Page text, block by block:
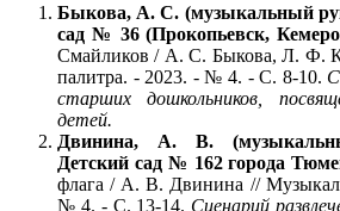
Быкова, А. С. (музыкальный
сад № 36 (Прокопьевск,
Смайликов / А. С. Быкова, Л. Ф.
палитра. - 2023. - № 4. - С. 8-10.
старших дошкольников,
детей.
Двинина, А. В.
Детский сад № 162 города
флага / А. В. Двинина //
№ 4. - С. 13-14. Сценарий